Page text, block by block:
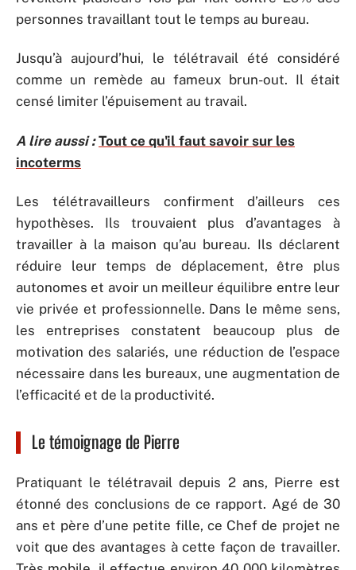
personnes travaillant tout le temps au bureau.
Jusqu’à aujourd’hui, le télétravail été considéré
comme un remède au fameux brun-out. Il était
censé limiter l’épuisement au travail.
A lire aussi : Tout ce qu'il faut savoir sur les
incoterms
Les télétravailleurs confirment d’ailleurs ces
hypothèses. Ils trouvaient plus d’avantages à
travailler à la maison qu’au bureau. Ils déclarent
réduire leur temps de déplacement, être plus
autonomes et avoir un meilleur équilibre entre leur
vie privée et professionnelle. Dans le même sens,
les entreprises constatent beaucoup plus de
motivation des salariés, une réduction de l’espace
nécessaire dans les bureaux, une augmentation de
l’efficacité et de la productivité.
Le témoignage de Pierre
Pratiquant le télétravail depuis 2 ans, Pierre est
étonné des conclusions de ce rapport. Agé de 30
ans et père d’une petite fille, ce Chef de projet ne
voit que des avantages à cette façon de travailler.